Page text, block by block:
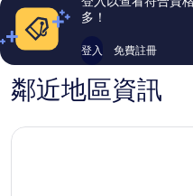
論
多！
登入 免費註冊
鄰近地區資訊